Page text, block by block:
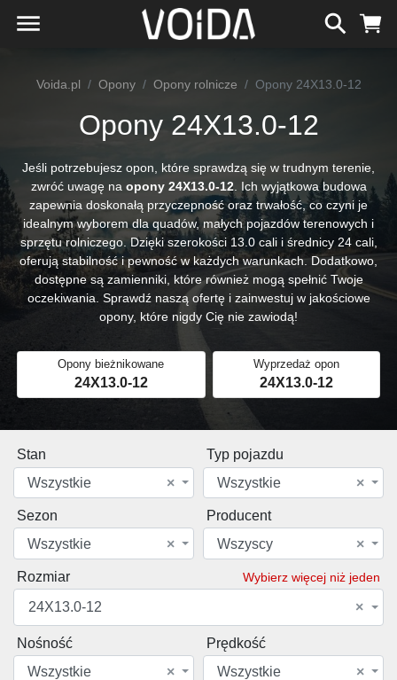
Voida.pl Opony Opony rolnicze Opony 24X13.0-12
Opony 24X13.0-12
Jeśli potrzebujesz opon, które sprawdzą się w trudnym terenie,
zwróć uwagę na opony 24X13.0-12. Ich wyjątkowa budowa
zapewnia doskonałą przyczepność oraz trwałość, co czyni je
idealnym wyborem dla quadów, małych pojazdów terenowych i
sprzętu rolniczego. Dzięki szerokości 13.0 cali i średnicy 24 cali,
oferują stabilność i pewność w każdych warunkach. Dodatkowo,
dostępne są zamienniki, które również mogą spełnić Twoje
oczekiwania. Sprawdź naszą ofertę i zainwestuj w jakościowe
opony, które nigdy Cię nie zawiodą!
Opony bieżnikowane
24X13.0-12
Wyprzedaż opon
24X13.0-12
Stan
×
Wszystkie
Typ pojazdu
×
Wszystkie
Sezon
×
Wszystkie
Producent
×
Wszyscy
Rozmiar Wybierz więcej niż jeden
×
24X13.0-12
Nośność
×
Wszystkie
Prędkość
×
Wszystkie